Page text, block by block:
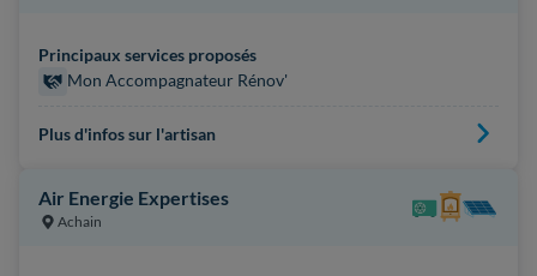
Principaux services proposés
Mon Accompagnateur Rénov'
Plus d'infos sur l'artisan
Air Energie Expertises
Achain